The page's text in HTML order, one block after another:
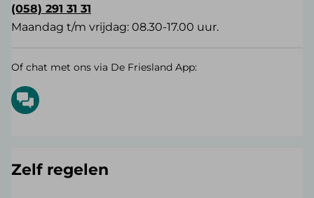
(058) 291 31 31
Maandag t/m vrijdag: 08.30-17.00 uur.
Of chat met ons via De Friesland App:
Zelf regelen